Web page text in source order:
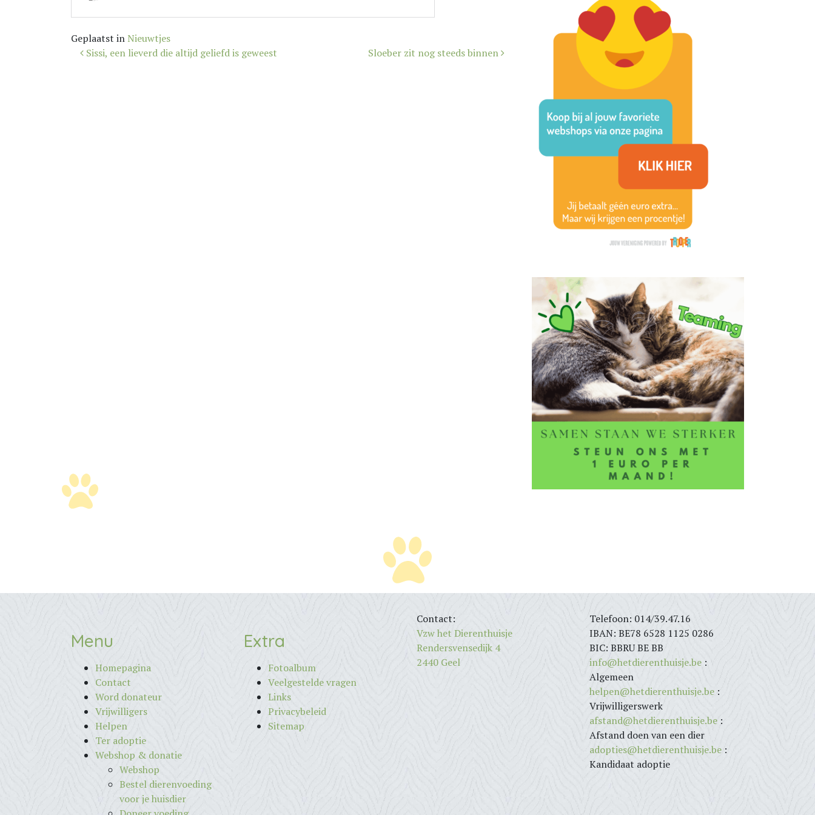
Geplaatst in Nieuwtjes
Bericht
navigatie
Sissi, een lieverd die altijd geliefd is geweest Sloeber zit nog steeds binnen
Menu
Homepagina
Contact
Word donateur
Vrijwilligers
Helpen
Ter adoptie
Webshop & donatie
Webshop
Bestel dierenvoeding
voor je huisdier
Extra
Fotoalbum
Veelgestelde vragen
Links
Privacybeleid
Sitemap
Contact:
Vzw het Dierenthuisje
Rendersvensedijk 4
2440 Geel
Telefoon: 014/39.47.16
IBAN: BE78 6528 1125 0286
BIC: BBRU BE BB
info@hetdierenthuisje.be :
Algemeen
helpen@hetdierenthuisje.be :
Vrijwilligerswerk
afstand@hetdierenthuisje.be :
Afstand doen van een dier
adopties@hetdierenthuisje.be :
Kandidaat adoptie